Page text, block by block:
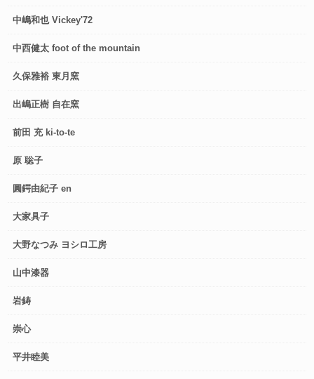
中嶋和也 Vickey'72
中西健太 foot of the mountain
久保雅裕 東月窯
出嶋正樹 自在窯
前田 充 ki-to-te
原 聡子
圓鍔由紀子 en
大家具子
大野なつみ ヨシロ工房
山中漆器
岩鋳
崇心
平井睦美